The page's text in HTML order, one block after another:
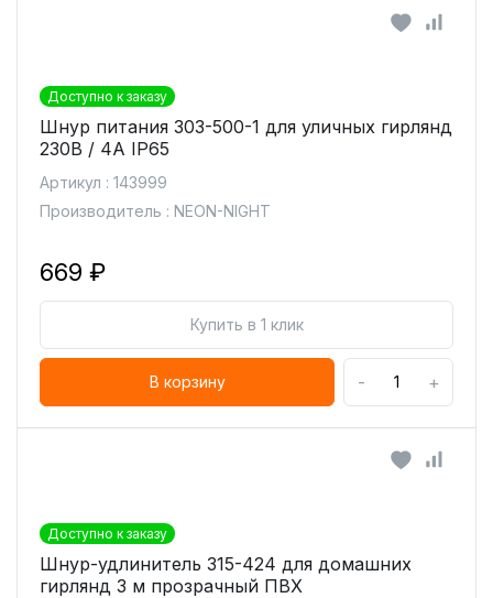
Доступно к заказу
Шнур питания 303-500-1 для уличных гирлянд
230В / 4А IP65
Артикул : 143999
Производитель : NEON-NIGHT
669 ₽
Купить в 1 клик
В корзину - +
Доступно к заказу
Шнур-удлинитель 315-424 для домашних
гирлянд 3 м прозрачный ПВХ